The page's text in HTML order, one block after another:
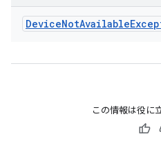
DeviceNotAvailable
この情報は役に